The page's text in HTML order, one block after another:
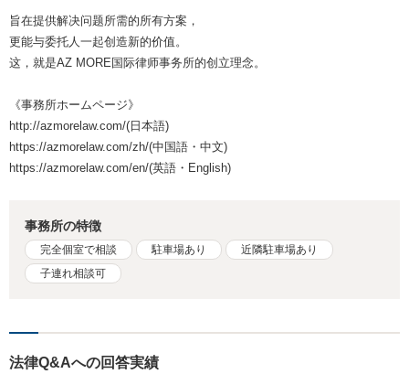
旨在提供解决问题所需的所有方案，
更能与委托人一起创造新的价值。
这，就是AZ MORE国际律师事务所的创立理念。
《事務所ホームページ》
http://azmorelaw.com/(日本語)
https://azmorelaw.com/zh/(中国語・中文)
https://azmorelaw.com/en/(英語・English)
事務所の特徴
完全個室で相談 駐車場あり
近隣駐車場あり
子連れ相談可
法律Q&Aへの回答実績